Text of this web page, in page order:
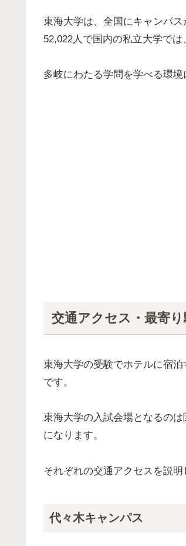
東海大学は、全国にキャンパ
52,022人で国内の私立大学では
多岐にわたる学問を学べる環
交通アクセス・最寄り
東海大学の受験でホテルに宿
です。
東海大学の入試会場となるの
になります。
それぞれの交通アクセスを説明
代々木キャンパス